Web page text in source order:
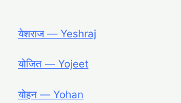
येशराज ― Yeshraj
योजित ― Yojeet
योहन ― Yohan